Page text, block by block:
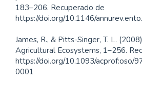
183–206. Recuperado de
https://doi.org/10.1146/
James, R., & Pitts-Singer, T. L.
Agricultural Ecosystems, 1–256.
https://doi.org/10.1093/acprof:oso/
0001